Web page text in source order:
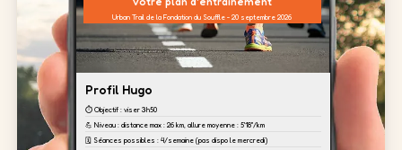
Urban Trail de la Fondation du Souffle - 20 septembre 2026
Profil Hugo
⏱️ Objectif : viser 3h50
💪 Niveau : distance max : 26 km, allure moyenne : 5'18''/km
🗓️ Séances possibles : 4/semaine (pas dispo le mercredi)